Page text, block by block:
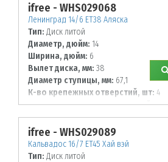
ifree - WHS029068
Ленинград 14/6 ET38 Аляска
Тип: Диск литой
Диаметр, дюйм: 14
Ширина, дюйм: 6
Вылет диска, мм: 38
Диаметр ступицы, мм: 67,1
К-во крепежных отверстий, шт: 4
Диаметр располож. отверстий, мм:
100
ifree - WHS029089
Кальвадос 16/7 ET45 Хай вэй
Тип: Диск литой